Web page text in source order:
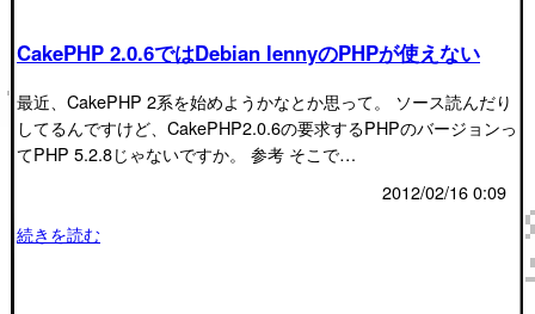
CakePHP 2.0.6ではDebian lennyのPHPが使えない
最近、CakePHP 2系を始めようかなとか思って。 ソース読んだり
してるんですけど、CakePHP2.0.6の要求するPHPのバージョンっ
てPHP 5.2.8じゃないですか。 参考 そこで…
2012/02/16 0:09
続きを読む